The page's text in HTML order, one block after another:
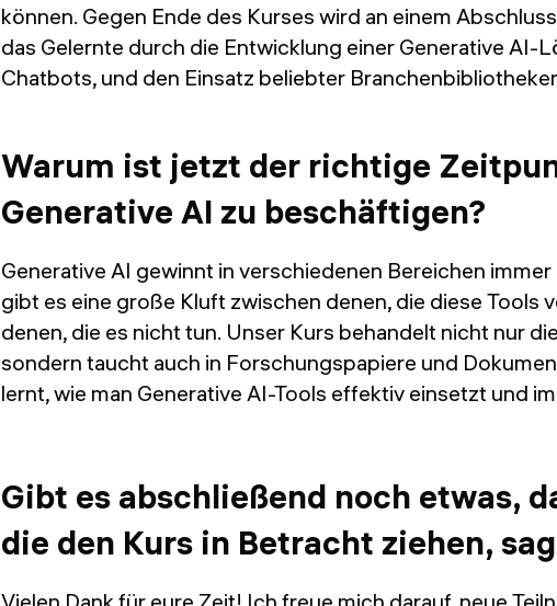
können. Gegen Ende des Kurses wird an einem
das Gelernte durch die Entwicklung einer Generative AI-
Chatbots, und den Einsatz beliebter
Warum ist jetzt der richtige
Generative AI zu beschäftigen?
Generative AI gewinnt in verschiedenen Bereichen
gibt es eine große Kluft zwischen denen, die diese Tools
denen, die es nicht tun. Unser Kurs behandelt nicht nur
sondern taucht auch in Forschungspapiere und
lernt, wie man Generative AI-Tools effektiv einsetzt und
Gibt es abschließend noch etwas,
die den Kurs in Betracht ziehen,